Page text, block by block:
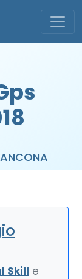
Skill e